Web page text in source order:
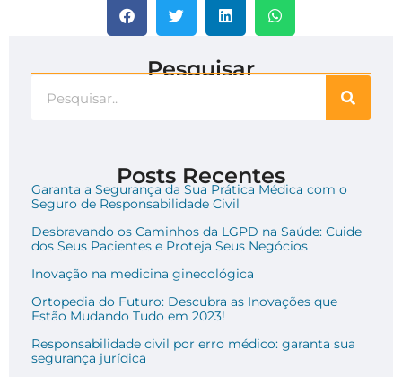
Pesquisar
Posts Recentes
Garanta a Segurança da Sua Prática Médica com o
Seguro de Responsabilidade Civil
Desbravando os Caminhos da LGPD na Saúde: Cuide
dos Seus Pacientes e Proteja Seus Negócios
Inovação na medicina ginecológica
Ortopedia do Futuro: Descubra as Inovações que
Estão Mudando Tudo em 2023!
Responsabilidade civil por erro médico: garanta sua
segurança jurídica